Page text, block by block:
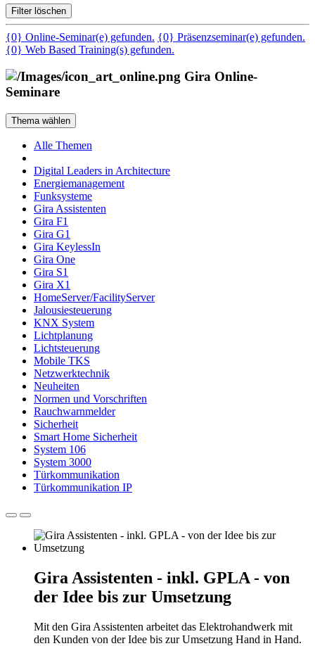
Filter löschen
{0} Online-Seminar(e) gefunden. {0} Präsenzseminar(e) gefunden.
{0} Web Based Training(s) gefunden.
Gira Online-
Seminare
Thema wählen
Alle Themen
Digital Leaders in Architecture
Energiemanagement
Funksysteme
Gira Assistenten
Gira F1
Gira G1
Gira KeylessIn
Gira One
Gira S1
Gira X1
HomeServer/FacilityServer
Jalousiesteuerung
KNX System
Lichtplanung
Lichtsteuerung
Mobile TKS
Netzwerktechnik
Neuheiten
Normen und Vorschriften
Rauchwarnmelder
Sicherheit
Smart Home Sicherheit
System 106
System 3000
Türkommunikation
Türkommunikation IP
Gira Assistenten - inkl. GPLA - von
der Idee bis zur Umsetzung
Mit den Gira Assistenten arbeitet das Elektrohandwerk mit
den Kunden von der Idee bis zur Umsetzung Hand in Hand.